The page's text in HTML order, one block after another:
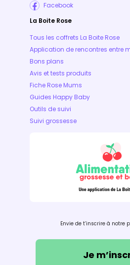
Facebook
La Boite Rose
Tous les coffrets La Boite Rose
Application de rencontres entre
Bons plans
Avis et tests produits
Fiche Rose Mums
Guides Happy Baby
Outils de suivi
Suivi grossesse
Envie de t’inscrire à notre
Je